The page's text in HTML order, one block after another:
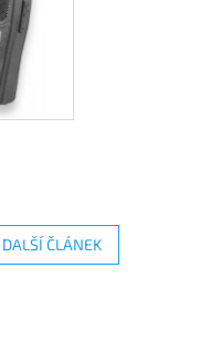
DALŠÍ ČLÁNEK